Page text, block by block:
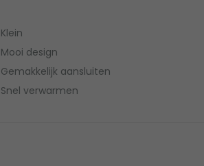
Klein
Mooi design
Gemakkelijk aansluiten
Snel verwarmen